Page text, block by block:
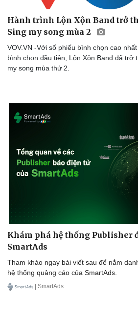
Sản phụ khoa
Nhi khoa
Nam khoa
Làm đẹp - giảm cân
Phòng mạch online
Ăn sạch sống khỏe
Hành trình Lộn Xộn Band trở
Sing my song mùa 2
VOV.VN -Với số phiếu bình chọn cao
bình chọn đầu tiên, Lộn Xộn Band đã trở
my song mùa thứ 2.
Khám phá hệ thống Publisher
SmartAds
Tham khảo ngay bài viết sau để nắm
hệ thống quảng cáo của SmartAds.
| SmartAds